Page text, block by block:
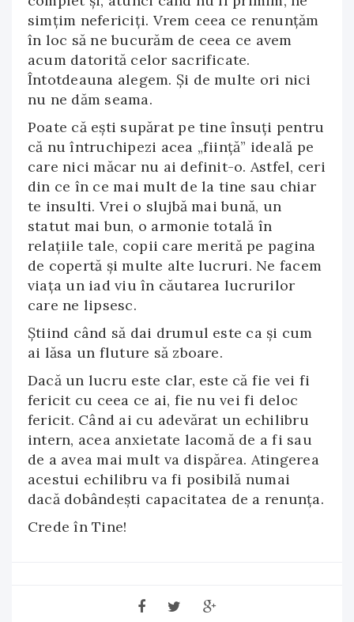
simțim nefericiți. Vrem ceea ce renunțăm
în loc să ne bucurăm de ceea ce avem
acum datorită celor sacrificate.
Întotdeauna alegem. Și de multe ori nici
nu ne dăm seama.
Poate că ești supărat pe tine însuți pentru
că nu întruchipezi acea „ființă” ideală pe
care nici măcar nu ai definit-o. Astfel, ceri
din ce în ce mai mult de la tine sau chiar
te insulti. Vrei o slujbă mai bună, un
statut mai bun, o armonie totală în
relațiile tale, copii care merită pe pagina
de copertă și multe alte lucruri. Ne facem
viața un iad viu în căutarea lucrurilor
care ne lipsesc.
Știind când să dai drumul este ca și cum
ai lăsa un fluture să zboare.
Dacă un lucru este clar, este că fie vei fi
fericit cu ceea ce ai, fie nu vei fi deloc
fericit. Când ai cu adevărat un echilibru
intern, acea anxietate lacomă de a fi sau
de a avea mai mult va dispărea. Atingerea
acestui echilibru va fi posibilă numai
dacă dobândești capacitatea de a renunța.
Crede în Tine!